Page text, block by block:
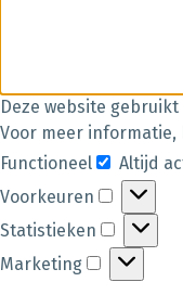
Deze website
Voor meer informatie,
Functioneel
Altijd
Voorkeuren
Statistieken
Marketing